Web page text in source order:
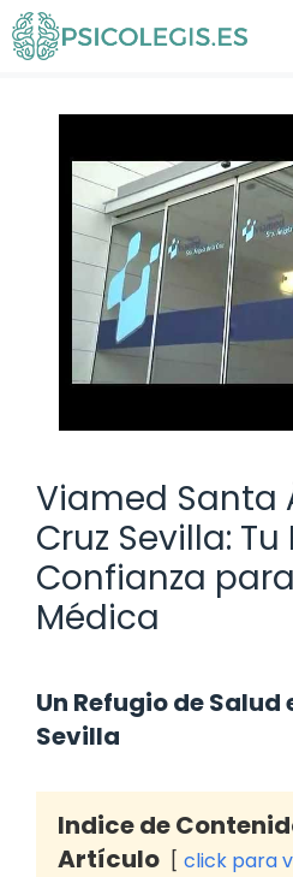
Saltar
al
Viamed Santa
Cruz Sevilla:
Confianza
Médica
Un Refugio de Salud
Sevilla
Indice de
Artículo
click para